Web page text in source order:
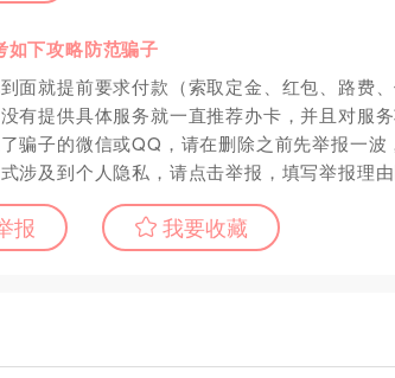
如下攻略防范骗子
面就提前要求付款（索取定金、红包、路费
有提供具体服务就一直推荐办卡，并且对服
骗子的微信或QQ，请在删除之前先举报一波
涉及到个人隐私，请点击举报，填写举报理
报 我要收藏